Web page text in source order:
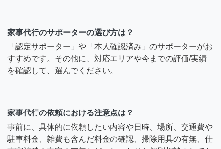
家事代行のサポーターの選び方は？
「認定サポーター」や「本人確認済み」のサポーターがお
すすめです。その他に、対応エリアや今までの評価/実績
を確認して、選んでください。
家事代行の依頼における注意点は？
事前に、具体的に依頼したい内容や日時、場所、交通費や
駐車料金、雑費も含んだ料金の確認、掃除用具の有無、仕